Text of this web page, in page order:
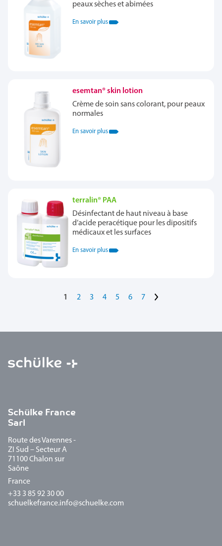
peaux sèches et abimées
En savoir plus
esemtan® skin lotion
Crème de soin sans colorant, pour peaux
normales
En savoir plus
terralin® PAA
Désinfectant de haut niveau à base
d’acide peracétique pour les dipositifs
médicaux et les surfaces
En savoir plus
1 2 3 4 5 6 7 >
Schülke France
Sarl
Route des Varennes -
ZI Sud – Secteur A
71100 Chalon sur
Saône
France
+33 3 85 92 30 00
schuelkefrance.info@schuelke.com